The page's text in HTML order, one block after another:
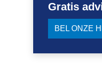
Gratis
BEL ONZE